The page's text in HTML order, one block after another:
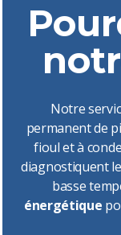
Notre
permanent de
fioul et à
diagnostiquent
basse
énergétique